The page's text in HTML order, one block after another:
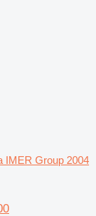
IMER Group 2004